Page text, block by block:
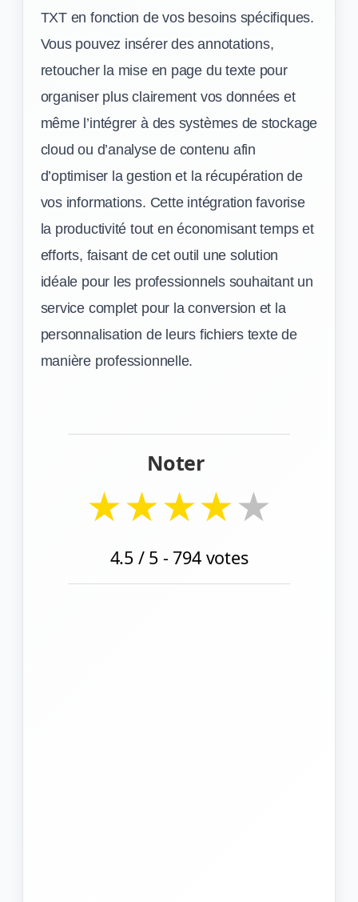
TXT en fonction de vos besoins spécifiques.
Vous pouvez insérer des annotations,
retoucher la mise en page du texte pour
organiser plus clairement vos données et
même l’intégrer à des systèmes de stockage
cloud ou d’analyse de contenu afin
d’optimiser la gestion et la récupération de
vos informations. Cette intégration favorise
la productivité tout en économisant temps et
efforts, faisant de cet outil une solution
idéale pour les professionnels souhaitant un
service complet pour la conversion et la
personnalisation de leurs fichiers texte de
manière professionnelle.
Noter
★★★★★
4.5/ 5 - 794 votes